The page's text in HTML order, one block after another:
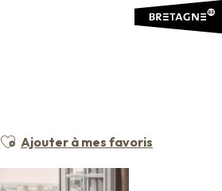
Ajouter aux favoris
Ajouter à mes favoris